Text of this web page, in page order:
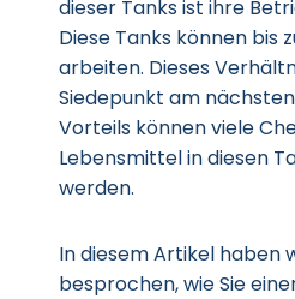
dieser Tanks ist ihre
Diese Tanks können bis
arbeiten. Dieses
Siedepunkt am
Vorteils können viele
Lebensmittel in diesen
werden.
In diesem Artikel haben
besprochen, wie Sie